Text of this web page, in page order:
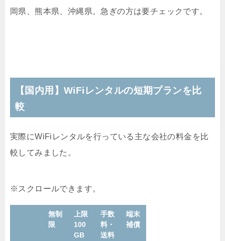
岡県、熊本県、沖縄県。急ぎの方は要チェックです。
【国内用】WiFiレンタルの短期プランを比
較
実際にWiFiレンタルを行っている主な会社の料金を比
較してみました。
無制
限
上限
100
GB
手数
料・
送料
端末
補償